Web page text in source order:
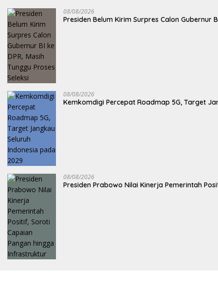
08/08/2026
Presiden Belum Kirim Surpres Calon Gubernur
08/08/2026
Kemkomdigi Percepat Roadmap 5G, Target
08/08/2026
Presiden Prabowo Nilai Kinerja Pemerintah